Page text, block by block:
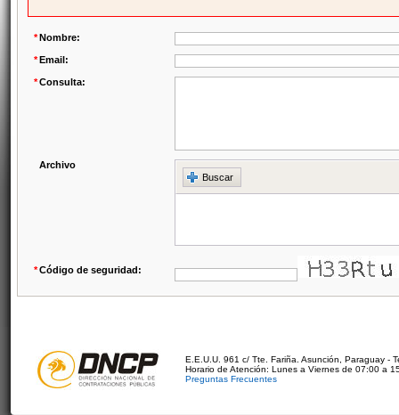
*Nombre:
*Email:
*Consulta:
Archivo
Buscar
*Código de seguridad:
E.E.U.U. 961 c/ Tte. Fariña. Asunción, Paraguay -
Horario de Atención: Lunes a Viernes de 07:00 a
Preguntas Frecuentes